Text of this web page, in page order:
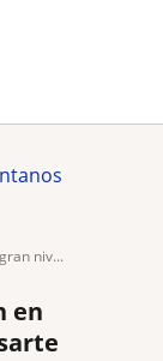
niv...
en